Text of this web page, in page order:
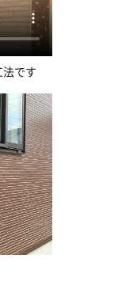
法です